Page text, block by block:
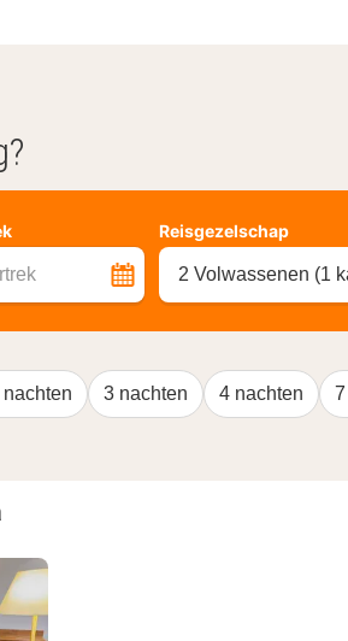
Reisgezelschap
2 Volwassenen (1
nachten 3 nachten 4 nachten